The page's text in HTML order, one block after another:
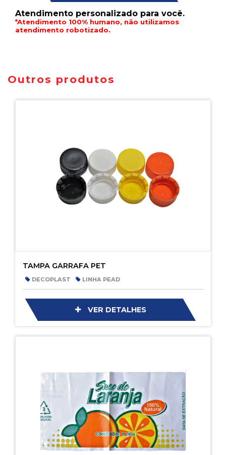
Atendimento personalizado para você.
*Atendimento 100% humano, não utilizamos
atendimento robotizado.
Outros produtos
TAMPA GARRAFA PET
DECOPLAST LINHA PEAD
VER DETALHES